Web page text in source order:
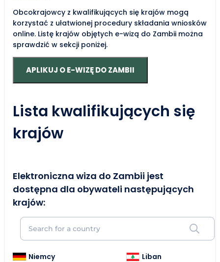
Obcokrajowcy z kwalifikujących się krajów mogą
korzystać z ułatwionej procedury składania wniosków
online. Listę krajów objętych e-wizą do Zambii można
sprawdzić w sekcji poniżej.
APLIKUJ O E-WIZĘ DO ZAMBII
Lista kwalifikujących się
krajów
Elektroniczna wiza do Zambii jest
dostępna dla obywateli następujących
krajów:
Niemcy Liban